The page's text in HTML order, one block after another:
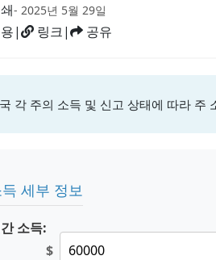
- 2025년 5월 29일
| 링크| 공유
각 주의 소득 및 신고 상태에 따라 주
세부 정보
소득:
$